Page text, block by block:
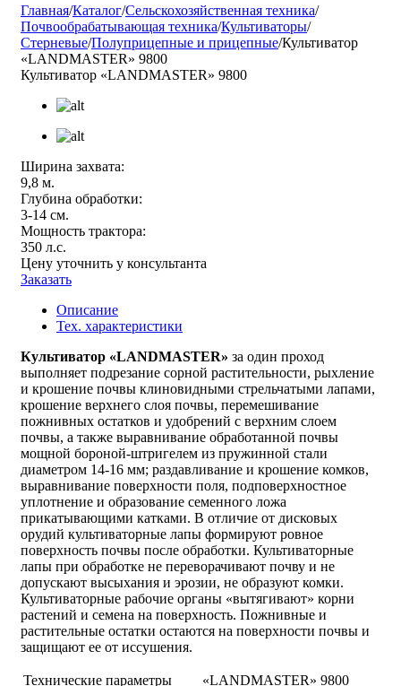
Главная/Каталог/Сельскохозяйственная техника/
Почвообрабатывающая техника/Культиваторы/
Стерневые/Полуприцепные и прицепные/Культиватор
«LANDMASTER» 9800
Культиватор «LANDMASTER» 9800
Ширина захвата:
9,8 м.
Глубина обработки:
3-14 см.
Мощность трактора:
350 л.с.
Цену уточнить у консультанта
Заказать
Описание
Тех. характеристики
Культиватор «LANDMASTER» за один проход
выполняет подрезание сорной растительности, рыхление
и крошение почвы клиновидными стрельчатыми лапами,
крошение верхнего слоя почвы, перемешивание
пожнивных остатков и удобрений с верхним слоем
почвы, а также выравнивание обработанной почвы
мощной бороной-штригелем из пружинной стали
диаметром 14-16 мм; раздавливание и крошение комков,
выравнивание поверхности поля, подповерхностное
уплотнение и образование семенного ложа
прикатывающими катками. В отличие от дисковых
орудий культиваторные лапы формируют ровное
поверхность почвы после обработки. Культиваторные
лапы при обработке не переворачивают почву и не
допускают высыхания и эрозии, не образуют комки.
Культиваторные рабочие органы «вытягивают» корни
растений и семена на поверхность. Пожнивные и
растительные остатки остаются на поверхности почвы и
защищают ее от иссушения.
Технические параметры «LANDMASTER» 9800